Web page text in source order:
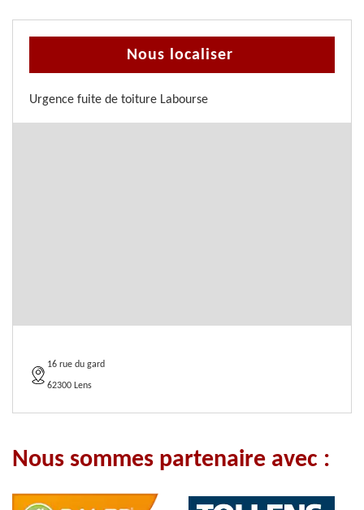
Nous localiser
Urgence fuite de toiture Labourse
16 rue du gard
62300 Lens
Nous sommes partenaire avec :